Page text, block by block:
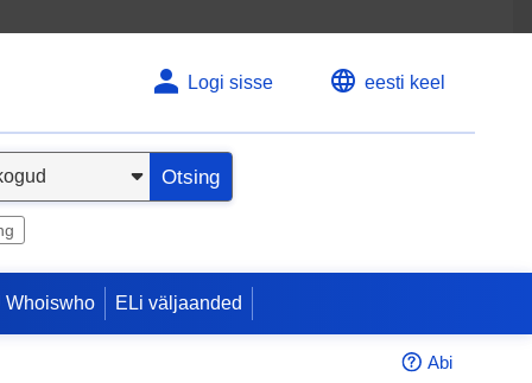
Logi sisse eesti keel
Otsing
Whoiswho ELi väljaanded
Abi